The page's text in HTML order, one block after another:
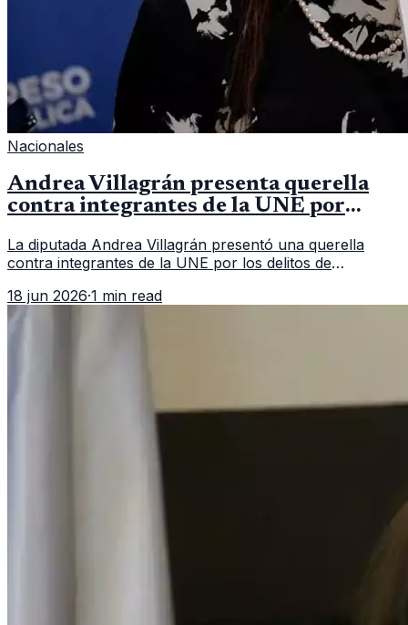
Nacionales
Andrea Villagrán presenta querella
contra integrantes de la UNE por
La diputada Andrea Villagrán presentó una querella
contra integrantes de la UNE por los delitos de
18 jun 2026·1 min read